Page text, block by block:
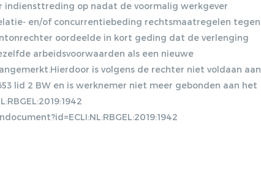
KAMP, 05-10-2012, NJB
2012/1951
VERWIJGING
STRAFRECHTELIJK
VERLEDEN. WIE ZWIJGT
DIE BLIJFT?, 08-04-2013,
HET SOCIAAL AKKOORD,
indiensttreding op nadat de voormalig werkgever
en/of concurrentiebeding rechtsmaatregelen tegen
oordeelde in kort geding dat de verlenging
arbeidsvoorwaarden als een nieuwe
is volgens de rechter niet voldaan aan
lid 2 BW en is werknemer niet meer gebonden aan het
Gratis E-magazine
ontvangen
Lorem ipsum dolor sit amet, consectetur